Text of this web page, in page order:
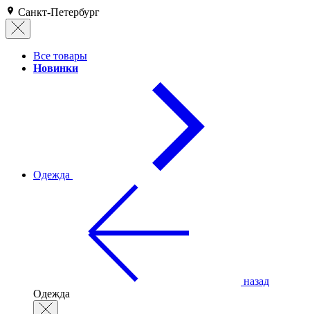
Санкт-Петербург
Все товары
Новинки
Одежда
назад
Одежда